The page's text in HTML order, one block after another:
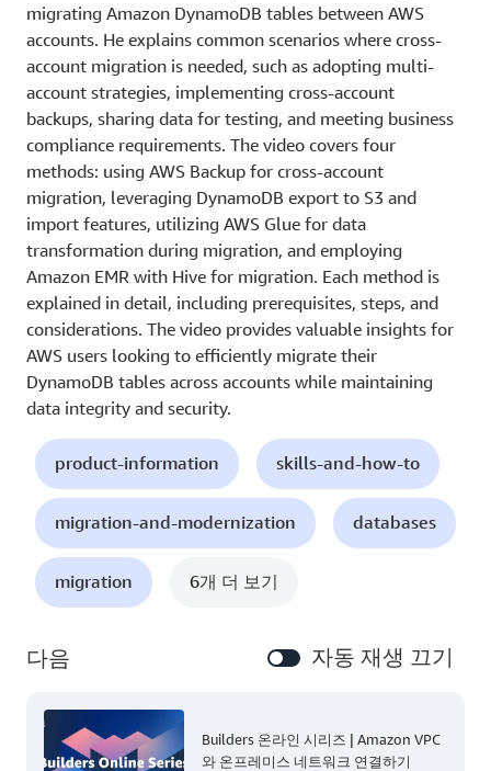
migrating Amazon DynamoDB tables between AWS
accounts. He explains common scenarios where cross-
account migration is needed, such as adopting multi-
account strategies, implementing cross-account
backups, sharing data for testing, and meeting business
compliance requirements. The video covers four
methods: using AWS Backup for cross-account
migration, leveraging DynamoDB export to S3 and
import features, utilizing AWS Glue for data
transformation during migration, and employing
Amazon EMR with Hive for migration. Each method is
explained in detail, including prerequisites, steps, and
considerations. The video provides valuable insights for
AWS users looking to efficiently migrate their
DynamoDB tables across accounts while maintaining
data integrity and security.
product-information skills-and-how-to
migration-and-modernization databases
migration 6개 더 보기
다음 자동 재생 끄기
Builders 온라인 시리즈 | Amazon VPC
와 온프레미스 네트워크 연결하기